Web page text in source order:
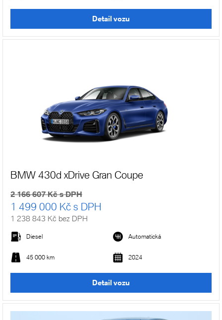
Detail vozu
BMW 430d xDrive Gran Coupe
2 166 607 Kč s DPH
1 499 000 Kč s DPH
1 238 843 Kč bez DPH
Diesel Automatická
45 000 km 2024
Detail vozu